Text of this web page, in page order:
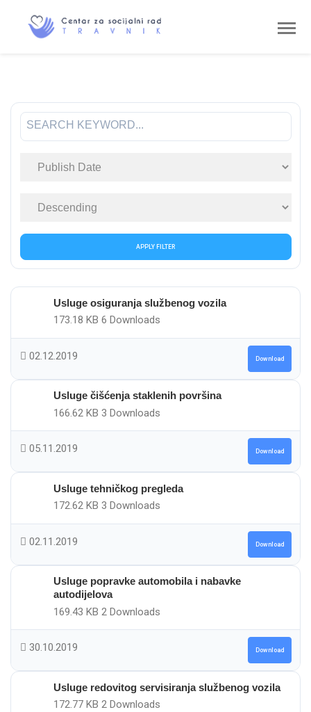
APPLY FILTER
Usluge osiguranja službenog vozila
173.18 KB 6 Downloads
02.12.2019 Download
Usluge čišćenja staklenih površina
166.62 KB 3 Downloads
05.11.2019 Download
Usluge tehničkog pregleda
172.62 KB 3 Downloads
02.11.2019 Download
Usluge popravke automobila i nabavke
autodijelova
169.43 KB 2 Downloads
30.10.2019 Download
Usluge redovitog servisiranja službenog vozila
172.77 KB 2 Downloads